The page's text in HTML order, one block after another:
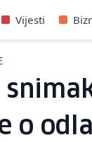
Vijesti
o